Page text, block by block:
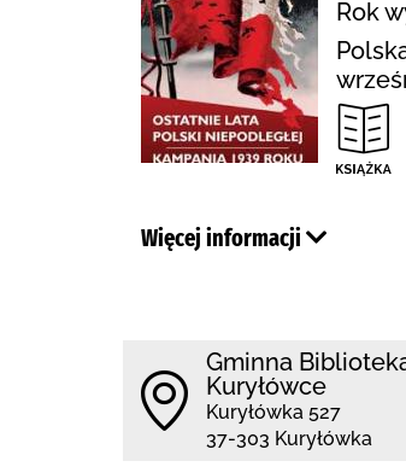
Rok
Więcej informacji
Gminna
Kuryłówce
Kuryłówka 527
37-303 Kuryłówka